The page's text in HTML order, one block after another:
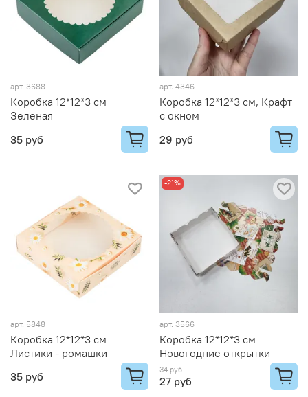
арт. 3688
Коробка 12*12*3 см
Зеленая
35 руб
арт. 4346
Коробка 12*12*3 см, Крафт
с окном
29 руб
арт. 5848
Коробка 12*12*3 см
Листики - ромашки
35 руб
-21%
арт. 3566
Коробка 12*12*3 см
Новогодние открытки
34 руб
27 руб